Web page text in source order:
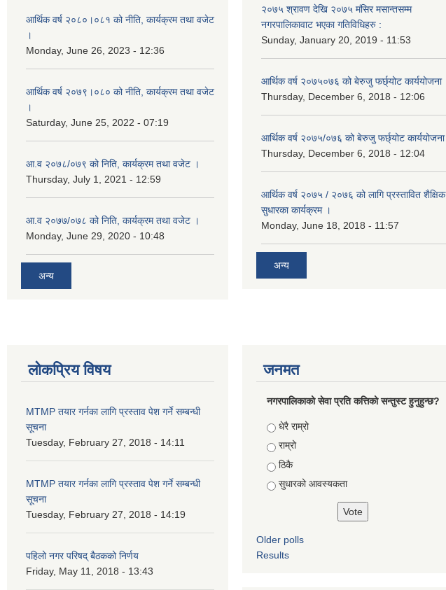
आर्थिक वर्ष २०८०।०८१ को नीति, कार्यक्रम तथा वजेट
।
Monday, June 26, 2023 - 12:36
आर्थिक वर्ष २०७९।०८० को नीति, कार्यक्रम तथा वजेट
।
Saturday, June 25, 2022 - 07:19
आ.व २०७८/०७९ को निति, कार्यक्रम तथा वजेट ।
Thursday, July 1, 2021 - 12:59
आ.व २०७७/०७८ को निति, कार्यक्रम तथा वजेट ।
Monday, June 29, 2020 - 10:48
अन्य
२०७५ श्रावण देखि २०७५ मंसिर मसान्तसम्म
नगरपालिकावाट भएका गतिविधिहरु :
Sunday, January 20, 2019 - 11:53
आर्थिक वर्ष २०७५०७६ को बेरुजु फर्छ्योट कार्ययोजना
Thursday, December 6, 2018 - 12:06
आर्थिक वर्ष २०७५/०७६ को बेरुजु फर्छ्योट कार्ययोजना
Thursday, December 6, 2018 - 12:04
आर्थिक वर्ष २०७५ / २०७६ को लागि प्रस्तावित शैक्षिक
सुधारका कार्यक्रम ।
Monday, June 18, 2018 - 11:57
अन्य
लोकप्रिय विषय
MTMP तयार गर्नका लागि प्रस्ताव पेश गर्ने सम्बन्धी
सूचना
Tuesday, February 27, 2018 - 14:11
MTMP तयार गर्नका लागि प्रस्ताव पेश गर्ने सम्बन्धी
सूचना
Tuesday, February 27, 2018 - 14:19
पहिलो नगर परिषद् बैठकको निर्णय
Friday, May 11, 2018 - 13:43
जनमत
नगरपालिकाको सेवा प्रति कत्तिको सन्तुस्ट हुनुहुन्छ?
Choices
धेरै राम्रो
राम्रो
ठिकै
सुधारको आवस्यकता
Older polls
Results